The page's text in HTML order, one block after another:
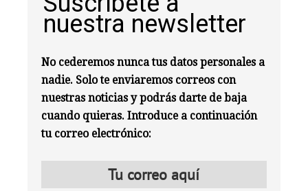
nuestra newsletter
No cederemos nunca tus datos personales a
nadie. Solo te enviaremos correos con
nuestras noticias y podrás darte de baja
cuando quieras. Introduce a continuación
tu correo electrónico: